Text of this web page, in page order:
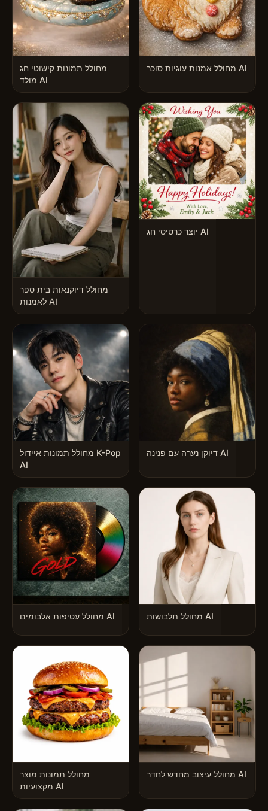
מחולל תמונות קישוטי חג
מולד AI
מחולל אמנות עוגיות סוכר AI
מחולל דיוקנאות בית ספר
לאמנות AI
יוצר כרטיסי חג AI
מחולל תמונות איידול K-Pop
AI
דיוקן נערה עם פנינה AI
מחולל עטיפות אלבומים AI מחולל תלבושות AI
מחולל תמונות מוצר
מקצועיות AI
מחולל עיצוב מחדש לחדר AI